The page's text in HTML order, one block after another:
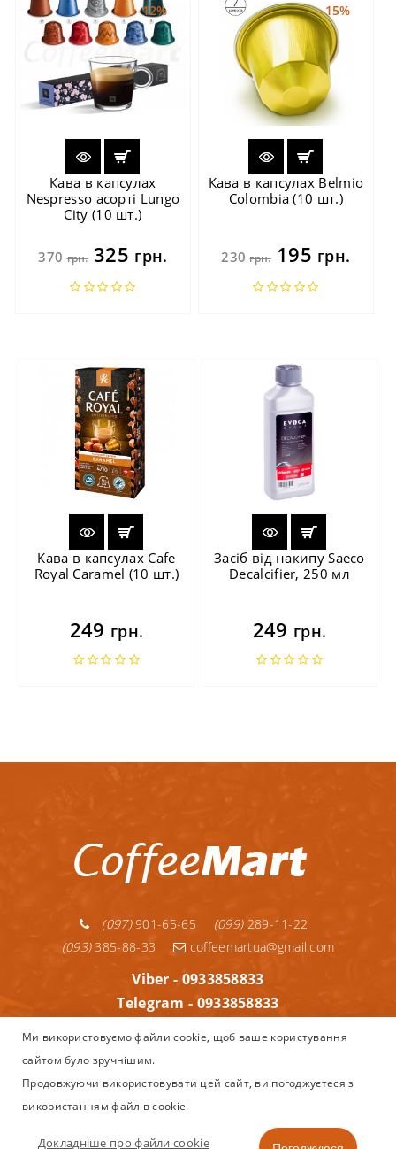
-12%
Кава в капсулах
Nespresso асорті Lungo
City (10 шт.)
370грн.325 грн.
-15%
Кава в капсулах Belmio
Colombia (10 шт.)
230грн.195 грн.
Кава в капсулах Cafe
Royal Caramel (10 шт.)
249 грн.
Засіб від накипу Saeco
Decalcifier, 250 мл
249 грн.
(097)901-65-65 (099)289-11-22
(093)385-88-33 coffeemartua@gmail.com
Viber - 0933858833
Telegram - 0933858833
WhatsApp - 0933858833
Інформація
Copyright © 2013–2025Coffeemart.com.ua - інтернет магазин
Nespresso, капсульної та зернової кави, кавоварок і аксесуарів
Ми використовуємо файли cookie, щоб ваше користування
сайтом було зручнішим.
Продовжуючи використовувати цей сайт, ви погоджуєтеся з
використанням файлів cookie.
Докладніше про файли cookie